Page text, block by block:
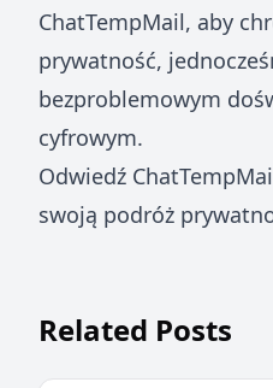
ChatTempMail, aby
prywatność,
bezproblemowym
cyfrowym.
Odwiedź
swoją podróż
Related Posts